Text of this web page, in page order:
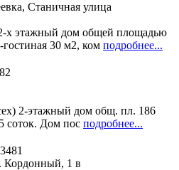
Станичная улица
х этажный дом общей площадью
30 м2, ком подробнее...
2-этажный дом общ. пл. 186
соток. Дом пос подробнее...
Кордонный, 1 в